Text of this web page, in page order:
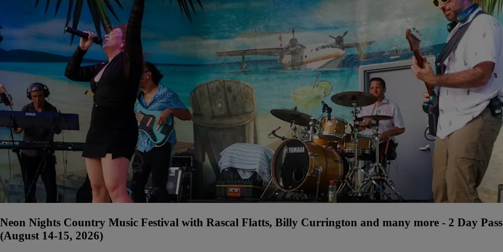
Neon Nights Country Music Festival with Rascal Flatts, Billy Currington and many more - 2 Day Pass
(August 14-15, 2026)